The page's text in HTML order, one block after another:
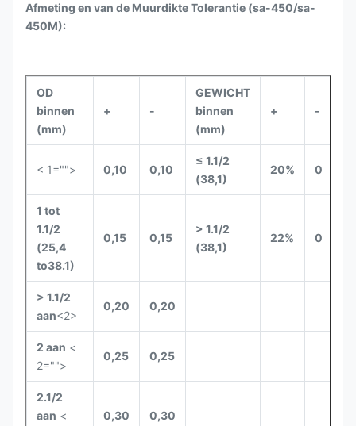
Afmeting en van de Muurdikte Tolerantie (sa-450/sa-
450M):
OD
binnen
(mm)
+ -
GEWICHT
binnen
(mm)
+ -
< 1=""> 0,10 0,10
≤ 1.1/2
(38,1)
20% 0
1 tot
1.1/2
(25,4
to38.1)
0,15 0,15
> 1.1/2
(38,1)
22% 0
> 1.1/2
aan<2>
0,20 0,20
2 aan <
2="">
0,25 0,25
2.1/2
aan <
0,30 0,30